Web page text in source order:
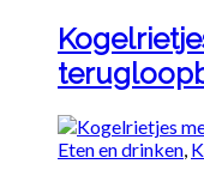
Eten en drinken,